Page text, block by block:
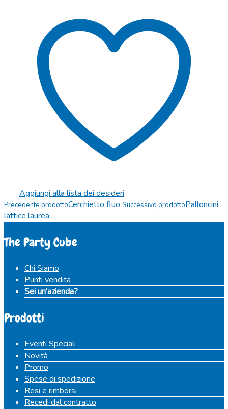
Aggiungi alla lista dei desideri
Precedente prodottoCerchietto fluo Successivo prodottoPalloncini
lattice laurea
The Party Cube
Chi Siamo
Punti vendita
Sei un’azienda?
Prodotti
Eventi Speciali
Novità
Promo
Spese di spedizione
Resi e rimborsi
Recedi dal contratto